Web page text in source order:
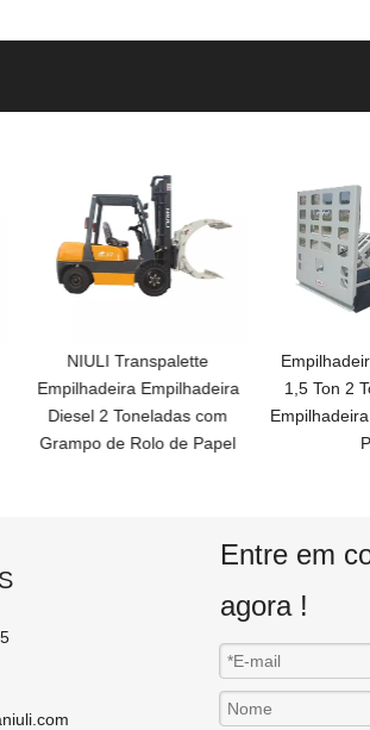
NIULI Transpalette
Empilhadeira Empilhadeira
Diesel 2 Toneladas com
Grampo de Rolo de Papel
1,5 Ton 2
Entre em
agora !